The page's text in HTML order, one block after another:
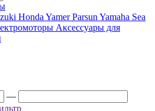
Honda YamerParsun Yamaha Sea
Аксессуары для
—